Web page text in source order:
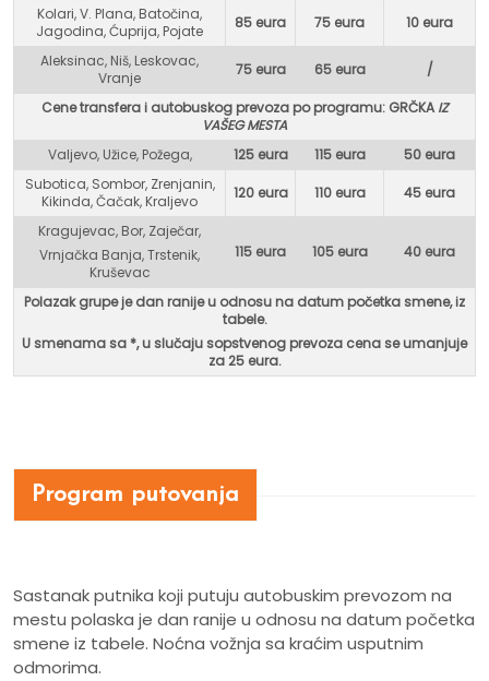
Kolari, V. Plana, Batočina,
Jagodina, Ćuprija, Pojate
85 eura 75 eura 10 eura
Aleksinac, Niš, Leskovac,
Vranje
75 eura 65 eura /
Cene transfera i autobuskog prevoza po programu: GRČKA IZ
VAŠEG MESTA
Valjevo, Užice, Požega,
125 eura 115 eura
50 eura
Subotica, Sombor, Zrenjanin,
Kikinda, Čačak, Kraljevo
120 eura 110 eura 45 eura
Kragujevac, Bor, Zaječar,
Vrnjačka Banja, Trstenik,
Kruševac
115 eura 105 eura 40 eura
Polazak grupe je dan ranije u odnosu na datum početka smene, iz
tabele.
U smenama sa *, uslučaju sopstvenog prevoza cena se umanjuje
za 25 eura.
Program putovanja
Sastanak putnika koji putuju autobuskim prevozom na
mestu polaska je dan ranije u odnosu na datum početka
smene iz tabele. Noćna vožnja sa kraćim usputnim
odmorima.